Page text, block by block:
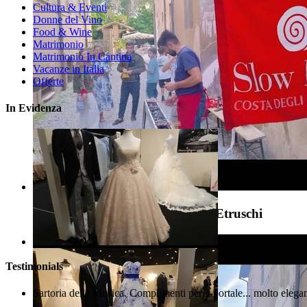
Slow Food condotta Costa degli Etruschi
Cultura & Eventi
Donne del Vino
Food & Wine
Matrimonio
Matrimonio In Cantina
Vacanze in Italia
Offerte
In Evidenza
Testimonials
Sartoria della Musica. Complimenti per il portale... molto